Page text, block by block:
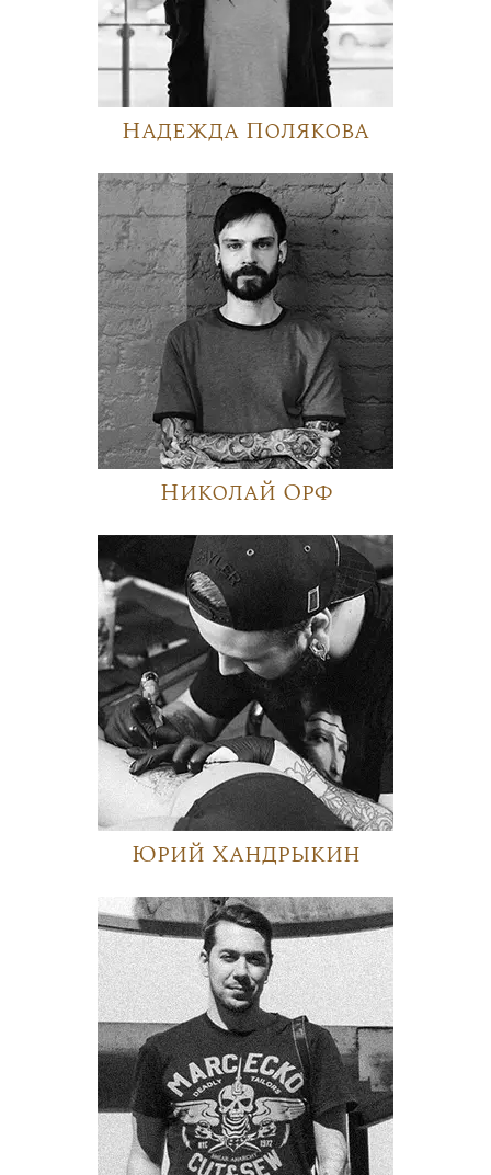
Надежда Полякова
Николай Орф
Юрий Хандрыкин